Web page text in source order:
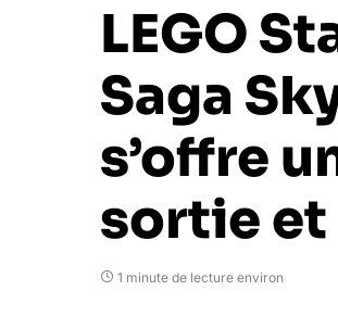
LEGO
Saga
s’offre
sortie et
1 minute de lecture environ